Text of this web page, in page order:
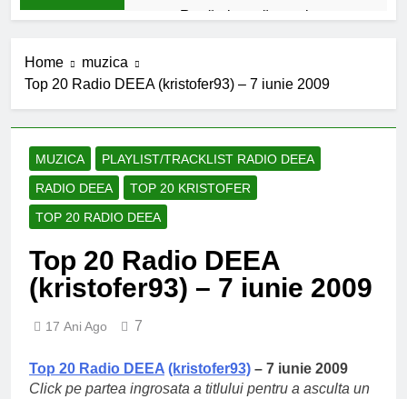
Rugăminte către cei care
Mesajul meu de început de
an școlar: fără fondul clasei,
fără fondul școlii
și organizațiile din Bacău
2 Ani Ago
Harta și programul
Un pas înainte pentru
accesibilizarea trotuarelor
din Bacău
2 Ani Ago
Home
muzica
Top 20 Radio DEEA (kristofer93) – 7 iunie 2009
MUZICA
PLAYLIST/TRACKLIST RADIO DEEA
RADIO DEEA
TOP 20 KRISTOFER
TOP 20 RADIO DEEA
Top 20 Radio DEEA
(kristofer93) – 7 iunie 2009
17 Ani Ago 7
Top 20 Radio DEEA (kristofer93) – 7 iunie 2009
Click pe partea ingrosata a titlului pentru a asculta un